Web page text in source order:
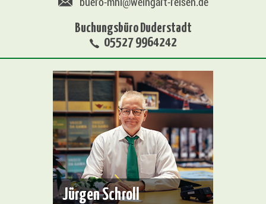
Buchungsbüro Duderstadt
05527 9964242
Jürgen Schroll